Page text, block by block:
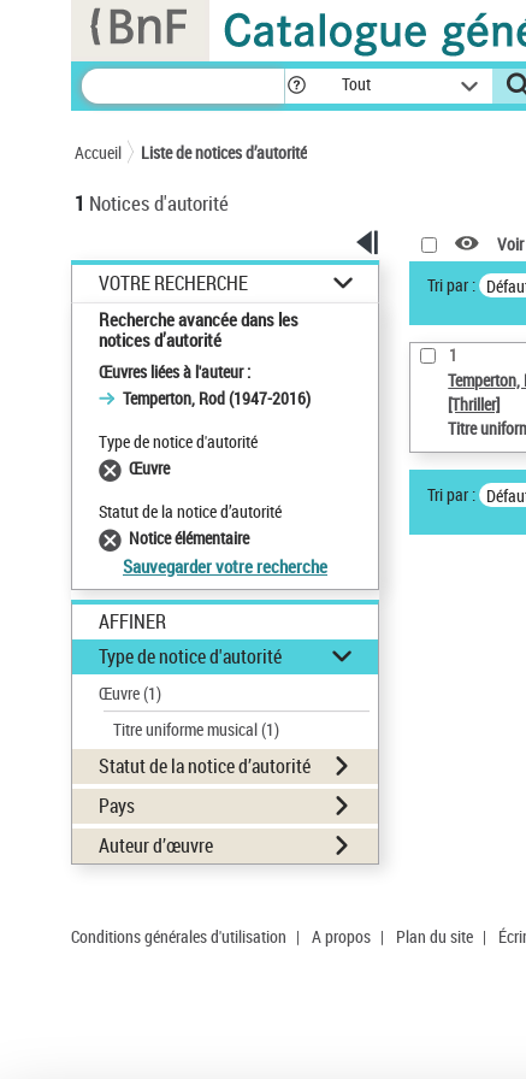
Tout
Accueil Liste de notices d’autorité
1 Notices d'autorité
VOTRE RECHERCHE
Recherche avancée dans les
notices d’autorité
Œuvres liées à l'auteur :
Temperton, Rod (1947-2016)
Type de notice d'autorité
Œuvre
Statut de la notice d’autorité
Notice élémentaire
Sauvegarder votre recherche
AFFINER
Type de notice d'autorité
Œuvre(1)
Titre uniforme musical(1)
Statut de la notice d’autorité
Pays
Auteur d’œuvre
Tri par :
1
[Thriller]
Titre
Tri par :
Conditions générales d'utilisation | A propos | Plan du site |
Panneau de gestion des cookies